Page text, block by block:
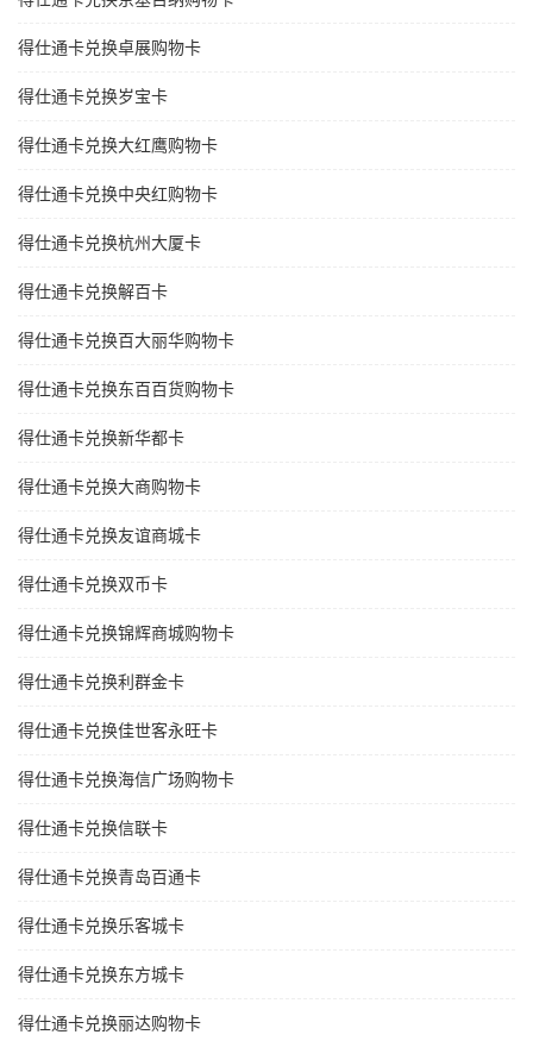
得仕通卡兑换卓展购物卡
得仕通卡兑换岁宝卡
得仕通卡兑换大红鹰购物卡
得仕通卡兑换中央红购物卡
得仕通卡兑换杭州大厦卡
得仕通卡兑换解百卡
得仕通卡兑换百大丽华购物卡
得仕通卡兑换东百百货购物卡
得仕通卡兑换新华都卡
得仕通卡兑换大商购物卡
得仕通卡兑换友谊商城卡
得仕通卡兑换双币卡
得仕通卡兑换锦辉商城购物卡
得仕通卡兑换利群金卡
得仕通卡兑换佳世客永旺卡
得仕通卡兑换海信广场购物卡
得仕通卡兑换信联卡
得仕通卡兑换青岛百通卡
得仕通卡兑换乐客城卡
得仕通卡兑换东方城卡
得仕通卡兑换丽达购物卡